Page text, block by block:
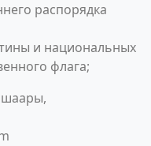
распорядка
и национальных
флага;
шаары,